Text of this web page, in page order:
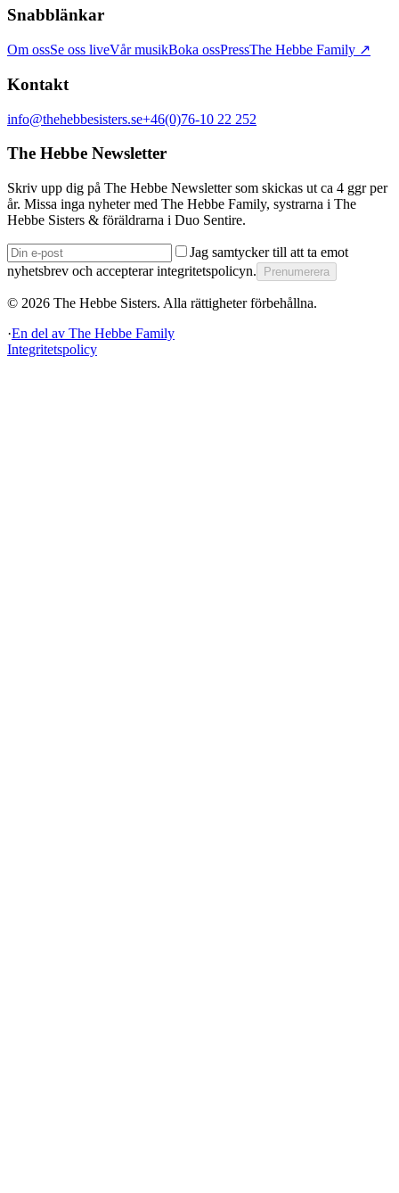
Snabblänkar
Om ossSe oss liveVår musikBoka ossPressThe Hebbe Family ↗
Kontakt
info@thehebbesisters.se+46(0)76-10 22 252
The Hebbe Newsletter
Skriv upp dig på The Hebbe Newsletter som skickas ut ca 4 ggr per
år. Missa inga nyheter med The Hebbe Family, systrarna i The
Hebbe Sisters & föräldrarna i Duo Sentire.
Jag samtycker till att ta emot
nyhetsbrev och accepterar integritetspolicyn.
Prenumerera
© 2026 The Hebbe Sisters. Alla rättigheter förbehållna.
·En del av The Hebbe Family
Integritetspolicy